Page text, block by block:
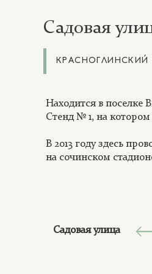
Садовая
КРАСНОГЛИНСКИЙ
Находится в поселке
Стенд № 1, на котором
В 2013 году здесь
на сочинском
Садовая улица